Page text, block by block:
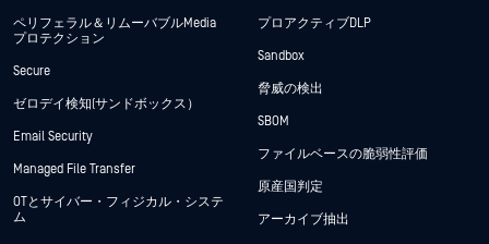
ペリフェラル＆リムーバブルMedia
プロテクション
Secure
ゼロデイ検知(サンドボックス）
Email Security
Managed File Transfer
OTとサイバー・フィジカル・システ
ム
プロアクティブDLP
Sandbox
脅威の検出
SBOM
ファイルベースの脆弱性評価
原産国判定
アーカイブ抽出